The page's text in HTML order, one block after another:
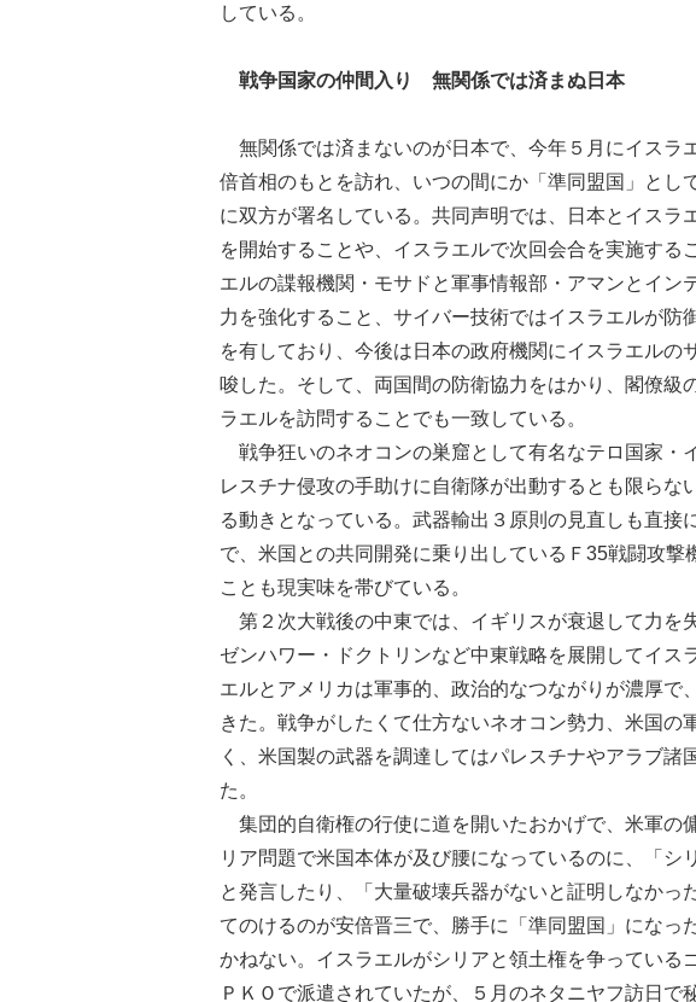
している。
戦争国家の仲間入り 無関係では済まぬ日本
無関係では済まないのが日本で、今年５月にイスラ
倍首相のもとを訪れ、いつの間にか「準同盟国」とし
に双方が署名している。共同声明では、日本とイスラ
を開始することや、イスラエルで次回会合を実施する
エルの諜報機関・モサドと軍事情報部・アマンとイン
力を強化すること、サイバー技術ではイスラエルが防
を有しており、今後は日本の政府機関にイスラエルの
唆した。そして、両国間の防衛協力をはかり、閣僚級
ラエルを訪問することでも一致している。
戦争狂いのネオコンの巣窟として有名なテロ国家・
レスチナ侵攻の手助けに自衛隊が出動するとも限らな
る動きとなっている。武器輸出３原則の見直しも直接
で、米国との共同開発に乗り出しているＦ35戦闘攻撃
ことも現実味を帯びている。
第２次大戦後の中東では、イギリスが衰退して力を
ゼンハワー・ドクトリンなど中東戦略を展開してイス
エルとアメリカは軍事的、政治的なつながりが濃厚で
きた。戦争がしたくて仕方ないネオコン勢力、米国の
く、米国製の武器を調達してはパレスチナやアラブ諸
た。
集団的自衛権の行使に道を開いたおかげで、米軍の
リア問題で米国本体が及び腰になっているのに、「シ
と発言したり、「大量破壊兵器がないと証明しなかっ
てのけるのが安倍晋三で、勝手に「準同盟国」になっ
かねない。イスラエルがシリアと領土権を争っている
ＰＫＯで派遣されていたが、５月のネタニヤフ訪日で